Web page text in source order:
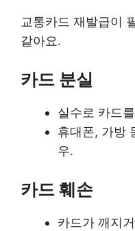
교통카드 재발급이
같아요.
카드 분실
실수로 카드
휴대폰, 가방
우.
카드 훼손
카드가 깨지